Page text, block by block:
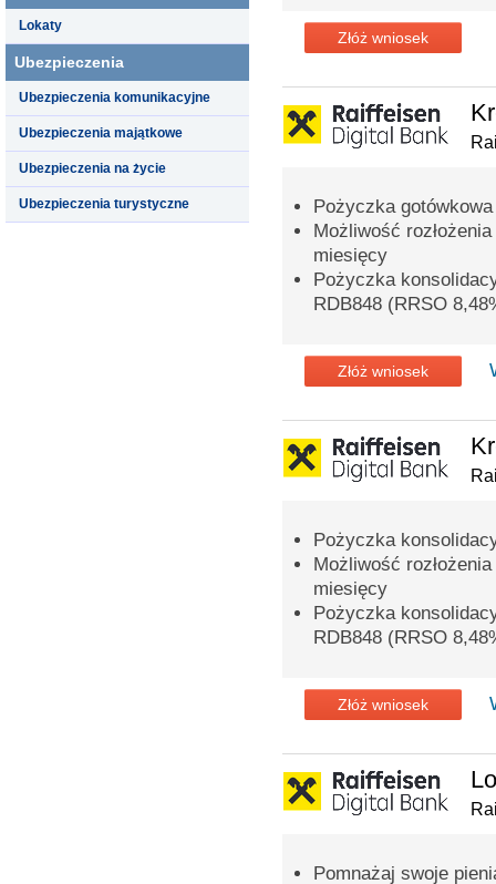
Lokaty
Ubezpieczenia
Ubezpieczenia komunikacyjne
Ubezpieczenia majątkowe
Ubezpieczenia na życie
Ubezpieczenia turystyczne
Złóż wniosek
Pożyczka gotówkowa
Możliwość
miesięcy
Pożyczka
RDB848 (RRSO
Złóż wniosek
Pożyczka
Możliwość
miesięcy
Pożyczka
RDB848 (RRSO
Złóż wniosek
Pomnażaj swoje